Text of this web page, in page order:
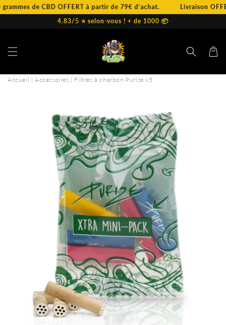
passer
contenu
de CBD OFFERT à partir de 79€ d’achat.
Livraison
4.83/5 ⭐️ selon-vous ! + de 1000 📦
Panier
Accueil |Accessoires | Filtres à charbon Purize x5